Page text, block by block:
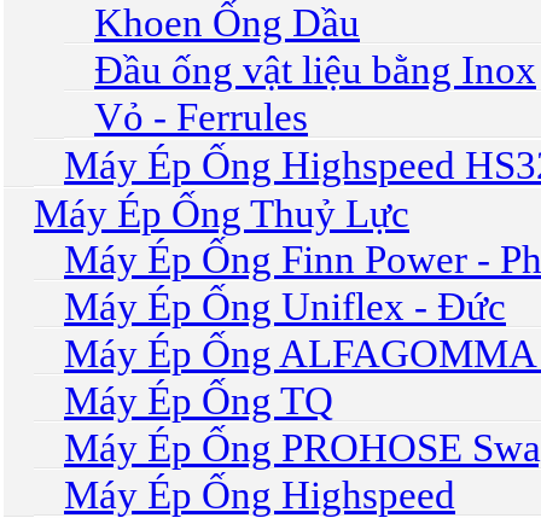
Khoen Ống Dầu
Đầu ống vật liệu bằng Inox
Vỏ - Ferrules
Máy Ép Ống Highspeed
Máy Ép Ống Thuỷ Lực
Máy Ép Ống Finn Power -
Máy Ép Ống Uniflex - Đức
Máy Ép Ống
Máy Ép Ống TQ
Máy Ép Ống PROHOSE
Máy Ép Ống Highspeed